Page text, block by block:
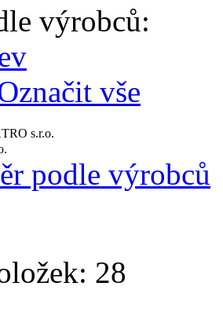
výrobců:
vše
podle výrobců
28